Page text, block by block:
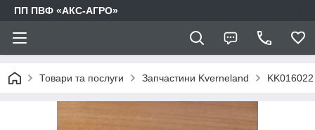
ПП ПВФ «АКС-АГРО»
Товари та послуги Запчастини Kverneland KK016022